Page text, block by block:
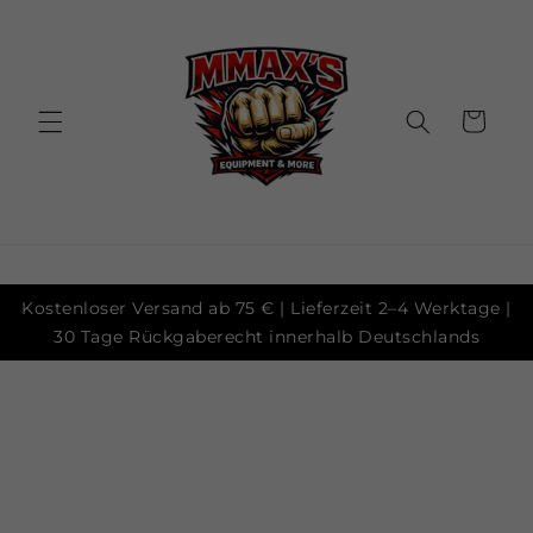
Cart
Kostenloser Versand ab 75 € | Lieferzeit 2–4 Werktage |
30 Tage Rückgaberecht innerhalb Deutschlands